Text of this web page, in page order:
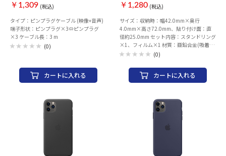
￥1,309 (税込)
タイプ：ピンプラグケーブル (映像+音声)
端子形状：ピンプラグ×3⇔ピンプラグ
×3 ケーブル長：3 m
(0)
カートに入れる
￥1,280 (税込)
サイズ：収納時：幅42.0mm×奥行
4.0mm×高さ72.0mm、貼り付け面：直
径約25.0mm セット内容：スタンドリング
×1、フィルム×1 材質：亜鉛合金(吸着
面：ポリウレタン) カラー：ブラック 耐荷
いでください。
(0)
カートに入れる